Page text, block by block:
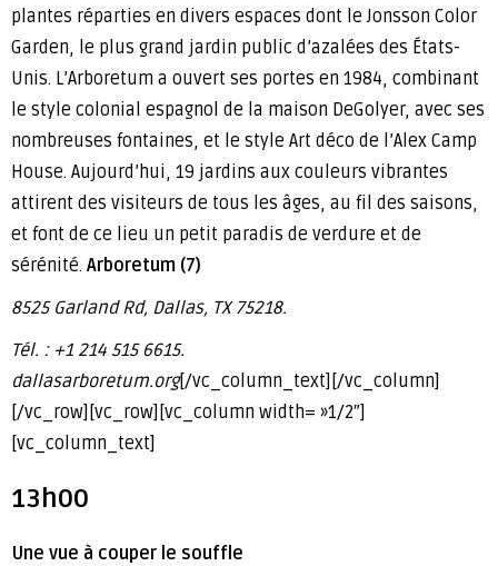
plantes réparties en divers espaces dont le Jonsson Color
Garden, le plus grand jardin public d’azalées des États-
Unis. L’Arboretum a ouvert ses portes en 1984, combinant
le style colonial espagnol de la maison DeGolyer, avec ses
nombreuses fontaines, et le style Art déco de l’Alex Camp
House. Aujourd’hui, 19 jardins aux couleurs vibrantes
attirent des visiteurs de tous les âges, au fil des saisons,
et font de ce lieu un petit paradis de verdure et de
sérénité. Arboretum (7)
8525 Garland Rd, Dallas, TX 75218.
Tél. : +1 214 515 6615.
dallasarboretum.org[/vc_column_text][/vc_column]
[/vc_row][vc_row][vc_column width= »1/2″]
[vc_column_text]
13h00
Une vue à couper le souffle